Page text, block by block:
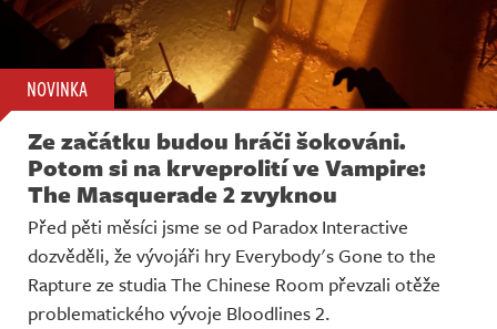
NOVINKA
Ze začátku budou hráči šokováni.
Potom si na krveprolití ve Vampire:
The Masquerade 2 zvyknou
Před pěti měsíci jsme se od Paradox Interactive
dozvěděli, že vývojáři hry Everybody's Gone to the
Rapture ze studia The Chinese Room převzali otěže
problematického vývoje Bloodlines 2.